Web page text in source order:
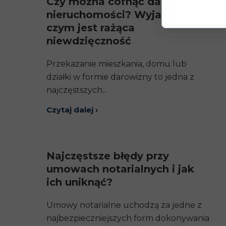
nieruchomości? Wyjaśniamy,
czym jest rażąca
niewdzięczność
Przekazanie mieszkania, domu lub
działki w formie darowizny to jedna z
najczęstszych...
Czytaj dalej ›
Najczęstsze błędy przy
umowach notarialnych i jak
ich uniknąć?
Umowy notarialne uchodzą za jedne z
najbezpieczniejszych form dokonywania